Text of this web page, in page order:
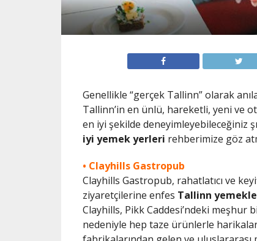
Genellikle “gerçek Tallinn” olarak
Tallinn’in en ünlü, hareketli, yeni ve
en iyi şekilde deneyimleyebileceğiniz
iyi yemek yerleri rehberimize göz
• Clayhills Gastropub
Clayhills Gastropub, rahatlatıcı ve
ziyaretçilerine enfes Tallinn
Clayhills, Pikk Caddesi’ndeki meşhur
nedeniyle hep taze ürünlerle